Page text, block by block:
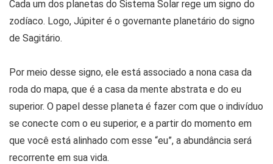
Cada um dos planetas do Sistema Solar rege um signo do
zodíaco. Logo, Júpiter é o governante planetário do signo
de Sagitário.
Por meio desse signo, ele está associado a nona casa da
roda do mapa, que é a casa da mente abstrata e do eu
superior. O papel desse planeta é fazer com que o indivíduo
se conecte com o eu superior, e a partir do momento em
que você está alinhado com esse “eu”, a abundância será
recorrente em sua vida.